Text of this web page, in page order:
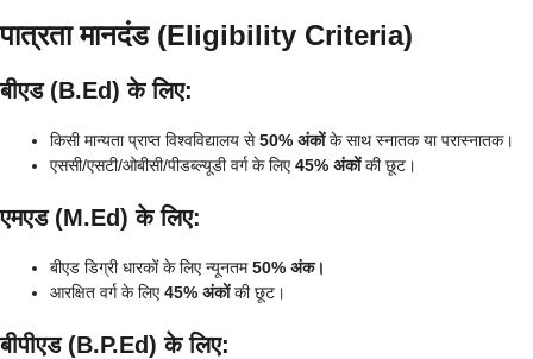
पात्रता मानदंड (Eligibility Criteria)
बीएड (B.Ed) के लिए:
किसी मान्यता प्राप्त विश्वविद्यालय से50% अंकोंके साथ स्नातक या परास्नातक।
एससी/एसटी/ओबीसी/पीडब्ल्यूडी वर्ग के लिए45% अंकोंकी छूट।
एमएड (M.Ed) के लिए:
बीएड डिग्री धारकों के लिए न्यूनतम50% अंक।
आरक्षित वर्ग के लिए45% अंकोंकी छूट।
बीपीएड (B.P.Ed) के लिए: